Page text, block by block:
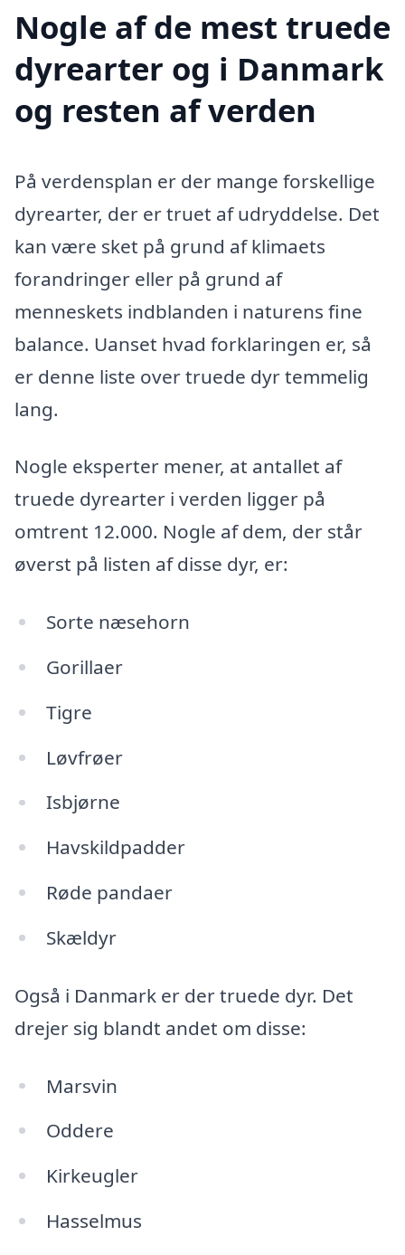
Nogle af de mest truede
dyrearter og i Danmark
og resten af verden
På verdensplan er der mange forskellige
dyrearter, der er truet af udryddelse. Det
kan være sket på grund af klimaets
forandringer eller på grund af
menneskets indblanden i naturens fine
balance. Uanset hvad forklaringen er, så
er denne liste over truede dyr temmelig
lang.
Nogle eksperter mener, at antallet af
truede dyrearter i verden ligger på
omtrent 12.000. Nogle af dem, der står
øverst på listen af disse dyr, er:
Sorte næsehorn
Gorillaer
Tigre
Løvfrøer
Isbjørne
Havskildpadder
Røde pandaer
Skældyr
Også i Danmark er der truede dyr. Det
drejer sig blandt andet om disse:
Marsvin
Oddere
Kirkeugler
Hasselmus